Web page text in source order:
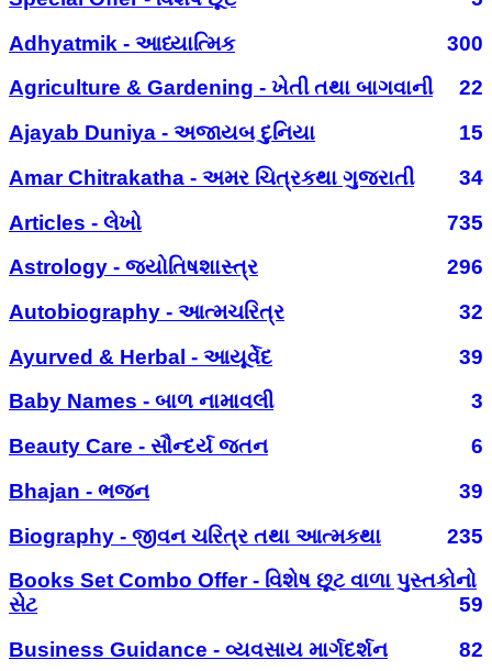
Adhyatmik - આધ્યાત્મિક
300
Agriculture & Gardening - ખેતી તથા બાગવાની
22
Ajayab Duniya - અજાયબ દુનિયા
15
Amar Chitrakatha - અમર ચિત્રકથા ગુજરાતી
34
Articles - લેખો
735
Astrology - જ્યોતિષશાસ્ત્ર
296
Autobiography - આત્મચરિત્ર
32
Ayurved & Herbal - આયૂર્વેદ
39
Baby Names - બાળ નામાવલી
3
Beauty Care - સૌન્દર્ય જતન
6
Bhajan - ભજન
39
Biography - જીવન ચરિત્ર તથા આત્મકથા
235
Books Set Combo Offer - વિશેષ છૂટ વાળા પુસ્તકોનો
સેટ
59
Business Guidance - વ્યવસાય માર્ગદર્શન
82